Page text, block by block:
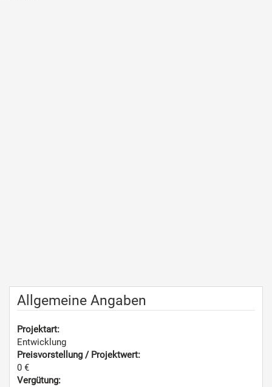
Allgemeine Angaben
Projektart:
Entwicklung
Preisvorstellung / Projektwert:
0 €
Vergütung: